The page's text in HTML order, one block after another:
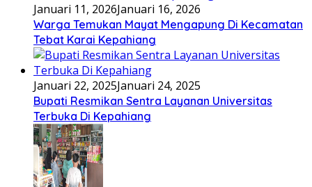
Januari 11, 2026Januari 16, 2026
Warga Temukan Mayat Mengapung Di Kecamatan
Tebat Karai Kepahiang
Januari 22, 2025Januari 24, 2025
Bupati Resmikan Sentra Layanan Universitas
Terbuka Di Kepahiang